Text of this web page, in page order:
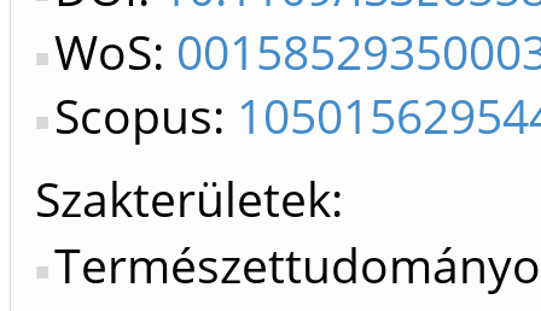
WoS:
Scopus:
Szakterületek: